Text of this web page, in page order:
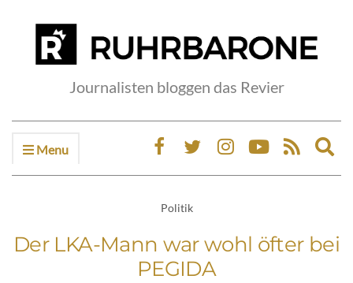
Journalisten bloggen das Revier
Menu
Politik
Der LKA-Mann war wohl öfter bei
PEGIDA